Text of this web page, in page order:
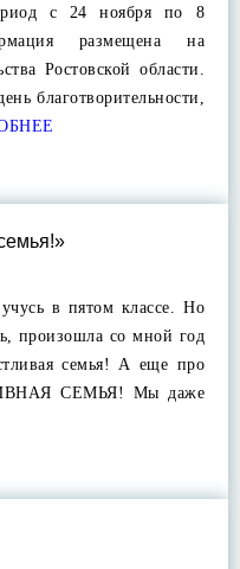
с 24 ноября по 8
размещена на
Ростовской области.
благотворительности,
в пятом классе. Но
произошла со мной год
семья! А еще про
СЕМЬЯ! Мы даже